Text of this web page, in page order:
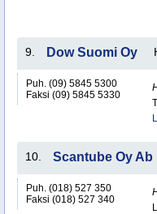
9. Dow Suomi Oy
Puh. (09) 5845 5300
Faksi (09) 5845 5330
10. Scantube Oy Ab
Puh. (018) 527 350
Faksi (018) 527 340